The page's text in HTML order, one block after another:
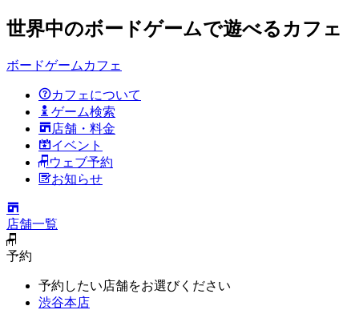
世界中のボードゲームで遊べるカフェ
ボードゲームカフェ
カフェについて
ゲーム検索
店舗・料金
イベント
ウェブ予約
お知らせ
店舗一覧
予約
予約したい店舗をお選びください
渋谷本店